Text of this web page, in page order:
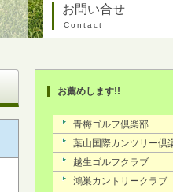
お問い合せ
Contact
お薦めします!!